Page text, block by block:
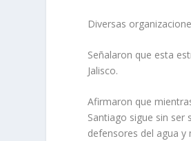
Diversas
Señalaron que esta
Jalisco.
Afirmaron que
Santiago sigue sin
defensores del agua y